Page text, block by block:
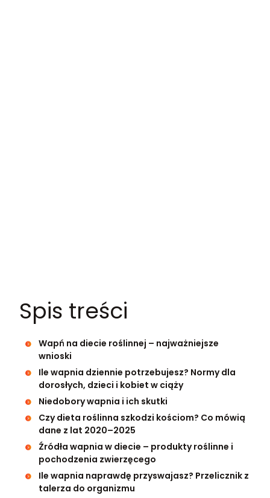
Spis treści
Wapń na diecie roślinnej – najważniejsze
wnioski
Ile wapnia dziennie potrzebujesz? Normy dla
dorosłych, dzieci i kobiet w ciąży
Niedobory wapnia i ich skutki
Czy dieta roślinna szkodzi kościom? Co mówią
dane z lat 2020–2025
Źródła wapnia w diecie – produkty roślinne i
pochodzenia zwierzęcego
Ile wapnia naprawdę przyswajasz? Przelicznik z
talerza do organizmu